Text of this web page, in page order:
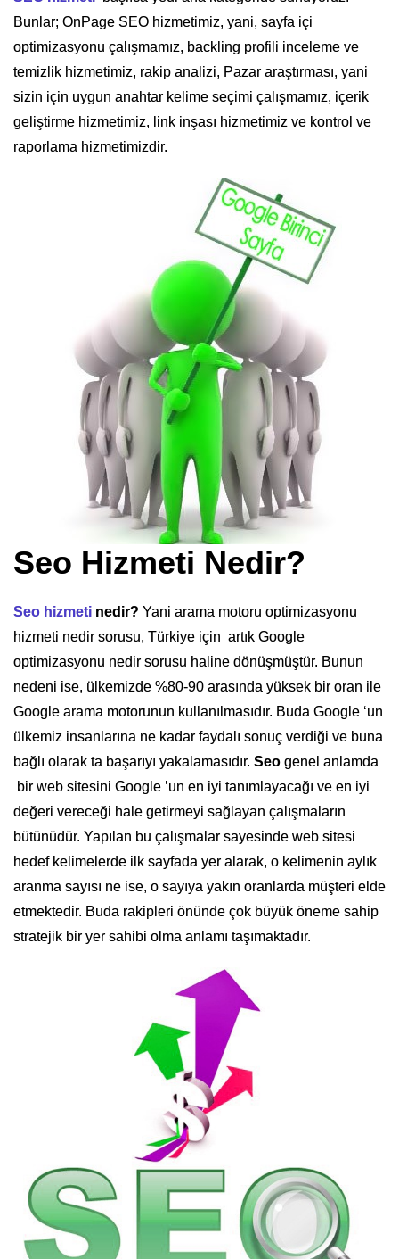
Bunlar; OnPage SEO hizmetimiz, yani, sayfa içi
optimizasyonu çalışmamız, backling profili inceleme ve
temizlik hizmetimiz, rakip analizi, Pazar araştırması, yani
sizin için uygun anahtar kelime seçimi çalışmamız, içerik
geliştirme hizmetimiz, link inşası hizmetimiz ve kontrol ve
raporlama hizmetimizdir.
Seo Hizmeti Nedir?
Seo hizmeti nedir? Yani arama motoru optimizasyonu
hizmeti nedir sorusu, Türkiye için artık Google
optimizasyonu nedir sorusu haline dönüşmüştür. Bunun
nedeni ise, ülkemizde %80-90 arasında yüksek bir oran ile
Google arama motorunun kullanılmasıdır. Buda Google ‘un
ülkemiz insanlarına ne kadar faydalı sonuç verdiği ve buna
bağlı olarak ta başarıyı yakalamasıdır. Seo genel anlamda
bir web sitesini Google ’un en iyi tanımlayacağı ve en iyi
değeri vereceği hale getirmeyi sağlayan çalışmaların
bütünüdür. Yapılan bu çalışmalar sayesinde web sitesi
hedef kelimelerde ilk sayfada yer alarak, o kelimenin aylık
aranma sayısı ne ise, o sayıya yakın oranlarda müşteri elde
etmektedir. Buda rakipleri önünde çok büyük öneme sahip
stratejik bir yer sahibi olma anlamı taşımaktadır.